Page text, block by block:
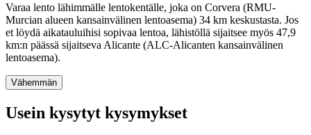
Varaa lento lähimmälle lentokentälle, joka on Corvera (RMU-
Murcian alueen kansainvälinen lentoasema) 34 km keskustasta. Jos
et löydä aikatauluihisi sopivaa lentoa, lähistöllä sijaitsee myös 47,9
km:n päässä sijaitseva Alicante (ALC-Alicanten kansainvälinen
lentoasema).
Vähemmän
Usein kysytyt kysymykset